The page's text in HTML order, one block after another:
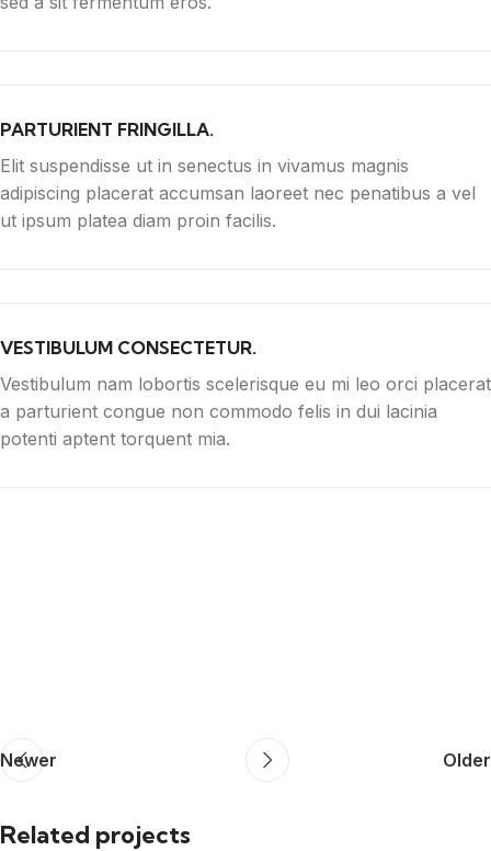
PARTURIENT FRINGILLA.
Elit suspendisse ut in senectus in vivamus magnis
adipiscing placerat accumsan laoreet nec penatibus a vel
ut ipsum platea diam proin facilis.
VESTIBULUM CONSECTETUR.
Vestibulum nam lobortis scelerisque eu mi leo orci placerat
a parturient congue non commodo felis in dui lacinia
potenti aptent torquent mia.
Newer Older
Related projects